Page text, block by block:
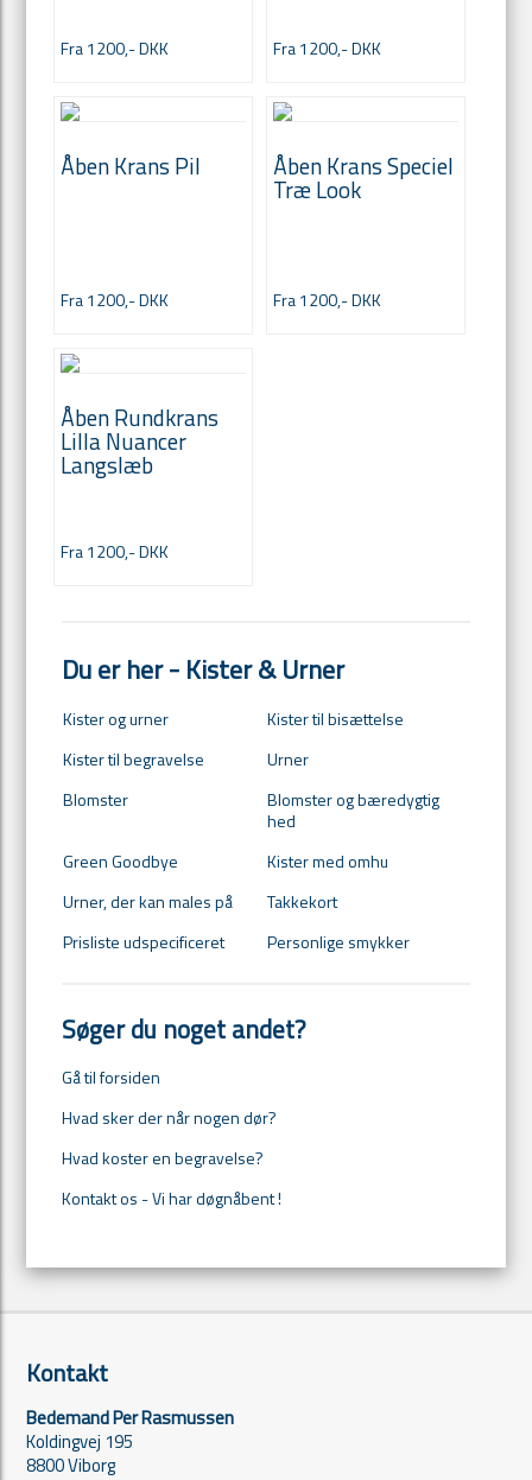
Fra 1200,- DKK Fra 1200,- DKK
Åben Krans Pil
Fra 1200,- DKK
Åben Krans Speciel
Træ Look
Fra 1200,- DKK
Åben Rundkrans
Lilla Nuancer
Langslæb
Fra 1200,- DKK
Du er her - Kister & Urner
Kister og urner
Kister til bisættelse
Kister til begravelse
Urner
Blomster
Blomster og bæredygtig
hed
Green Goodbye
Kister med omhu
Urner, der kan males på
Takkekort
Prisliste udspecificeret
Personlige smykker
Søger du noget andet?
Gå til forsiden
Hvad sker der når nogen dør?
Hvad koster en begravelse?
Kontakt os - Vi har døgnåbent !
Kontakt
Bedemand Per Rasmussen
Koldingvej 195
8800 Viborg